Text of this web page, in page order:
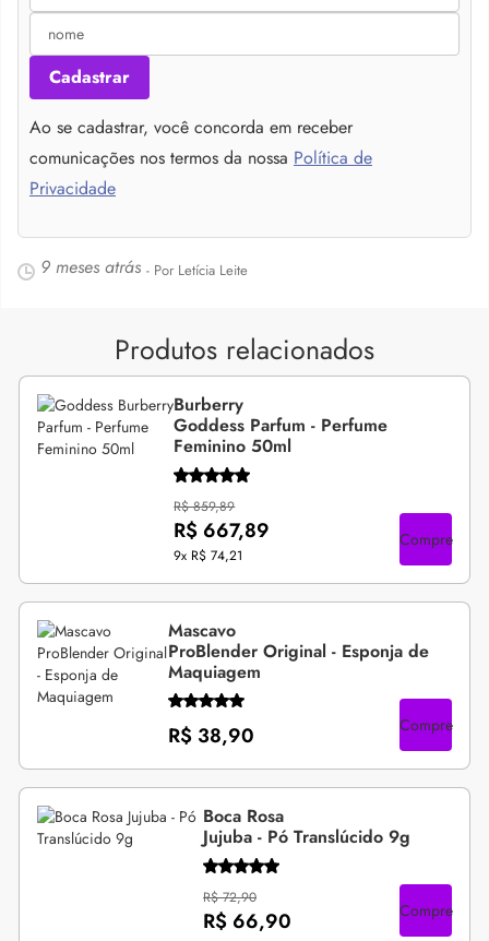
Cadastrar
Ao se cadastrar, você concorda em receber
comunicações nos termos da nossa Política de
Privacidade
9 meses atrás - Por Letícia Leite
Produtos relacionados
Burberry
Goddess Parfum - Perfume
Feminino 50ml
R$ 859,89
R$ 667,89
9x R$ 74,21
Compre
Mascavo
ProBlender Original - Esponja de
Maquiagem
R$ 38,90 Compre
Boca Rosa
Jujuba - Pó Translúcido 9g
R$ 72,90
R$ 66,90 Compre